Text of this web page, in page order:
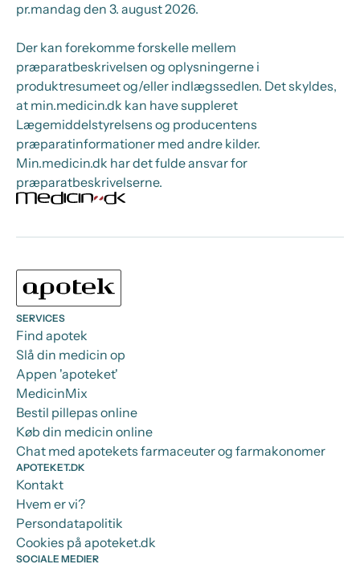
pr.mandag den 3. august 2026.
Der kan forekomme forskelle mellem
præparatbeskrivelsen og oplysningerne i
produktresumeet og/eller indlægssedlen. Det skyldes,
at min.medicin.dk kan have suppleret
Lægemiddelstyrelsens og producentens
præparatinformationer med andre kilder.
Min.medicin.dk har det fulde ansvar for
præparatbeskrivelserne.
SERVICES
Find apotek
Slå din medicin op
Appen 'apoteket'
MedicinMix
Bestil pillepas online
Køb din medicin online
Chat med apotekets farmaceuter og farmakonomer
APOTEKET.DK
Kontakt
Hvem er vi?
Persondatapolitik
Cookies på apoteket.dk
SOCIALE MEDIER